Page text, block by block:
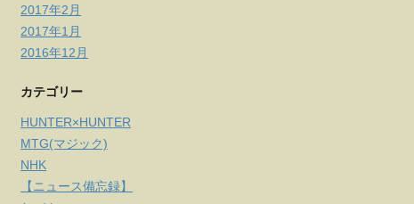
2017年2月
2017年1月
2016年12月
カテゴリー
HUNTER×HUNTER
MTG(マジック)
NHK
【ニュース備忘録】